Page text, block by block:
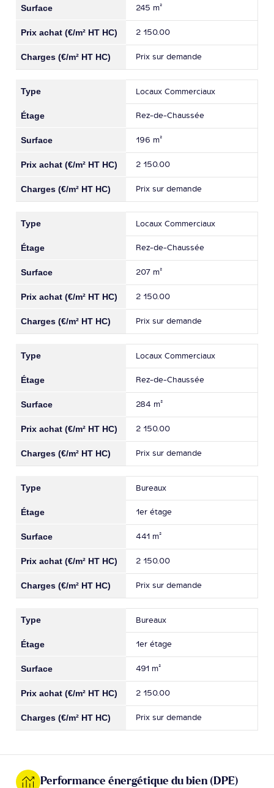
245 m²
2 150.00
Prix sur demande
Locaux Commerciaux
Rez-de-Chaussée
196 m²
2 150.00
Prix sur demande
Locaux Commerciaux
Rez-de-Chaussée
207 m²
2 150.00
Prix sur demande
Locaux Commerciaux
Rez-de-Chaussée
284 m²
2 150.00
Prix sur demande
Bureaux
1er étage
441 m²
2 150.00
Prix sur demande
Bureaux
1er étage
491 m²
2 150.00
Prix sur demande
Performance énergétique du bien (DPE)